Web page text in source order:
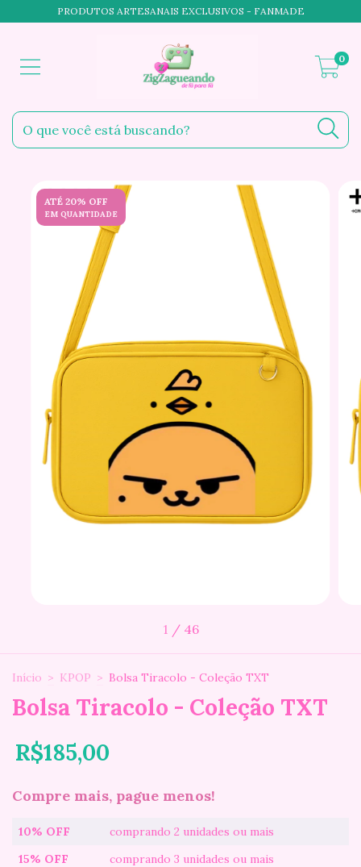
PRODUTOS ARTESANAIS EXCLUSIVOS - FANMADE
0
ATÉ 20% OFF
EM QUANTIDADE
1 / 46
Início > KPOP > Bolsa Tiracolo - Coleção TXT
Bolsa Tiracolo - Coleção TXT
R$185,00
Compre mais, pague menos!
10% OFF
comprando 2 unidades ou mais
15% OFF
comprando 3 unidades ou mais